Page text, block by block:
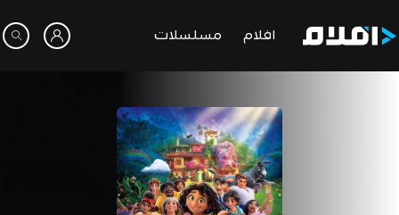
افلام مسلسلات